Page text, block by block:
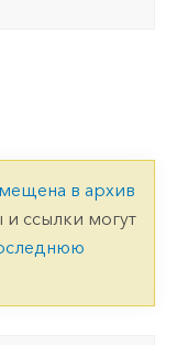
в архив
и ссылки могут